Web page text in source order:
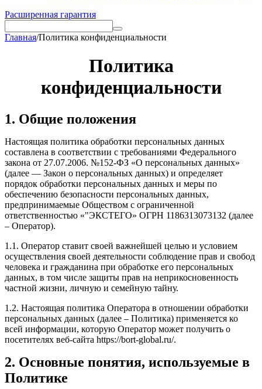
Расширенная гарантия
Главная/Политика конфиденциальности
Политика
конфиденциальности
1. Общие положения
Настоящая политика обработки персональных данных
составлена в соответствии с требованиями Федерального
закона от 27.07.2006. №152-ФЗ «О персональных данных»
(далее — Закон о персональных данных) и определяет
порядок обработки персональных данных и меры по
обеспечению безопасности персональных данных,
предпринимаемые Обществом с ограниченной
ответственностью «"ЭКСТЕГО» ОГРН 1186313073132 (далее
– Оператор).
1.1. Оператор ставит своей важнейшей целью и условием
осуществления своей деятельности соблюдение прав и свобод
человека и гражданина при обработке его персональных
данных, в том числе защиты прав на неприкосновенность
частной жизни, личную и семейную тайну.
1.2. Настоящая политика Оператора в отношении обработки
персональных данных (далее – Политика) применяется ко
всей информации, которую Оператор может получить о
посетителях веб-сайта https://bort-global.ru/.
2. Основные понятия, используемые в
Политике